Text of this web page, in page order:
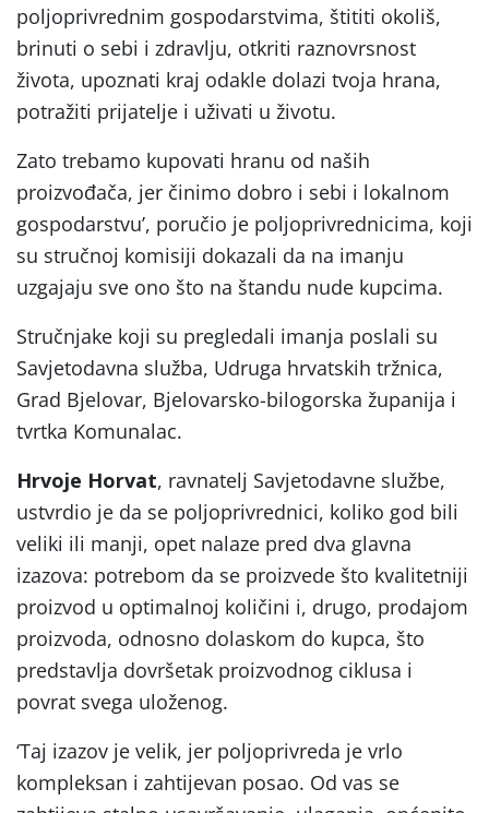
poljoprivrednim gospodarstvima, štititi okoliš,
brinuti o sebi i zdravlju, otkriti raznovrsnost
života, upoznati kraj odakle dolazi tvoja hrana,
potražiti prijatelje i uživati u životu.
Zato trebamo kupovati hranu od naših
proizvođača, jer činimo dobro i sebi i lokalnom
gospodarstvu’, poručio je poljoprivrednicima, koji
su stručnoj komisiji dokazali da na imanju
uzgajaju sve ono što na štandu nude kupcima.
Stručnjake koji su pregledali imanja poslali su
Savjetodavna služba, Udruga hrvatskih tržnica,
Grad Bjelovar, Bjelovarsko-bilogorska županija i
tvrtka Komunalac.
Hrvoje Horvat, ravnatelj Savjetodavne službe,
ustvrdio je da se poljoprivrednici, koliko god bili
veliki ili manji, opet nalaze pred dva glavna
izazova: potrebom da se proizvede što kvalitetniji
proizvod u optimalnoj količini i, drugo, prodajom
proizvoda, odnosno dolaskom do kupca, što
predstavlja dovršetak proizvodnog ciklusa i
povrat svega uloženog.
‘Taj izazov je velik, jer poljoprivreda je vrlo
kompleksan i zahtijevan posao. Od vas se